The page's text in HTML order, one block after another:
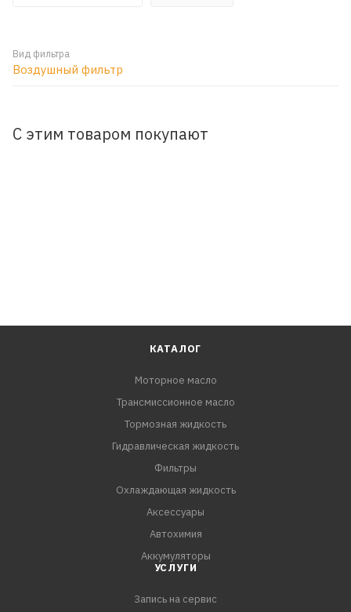
Вид фильтра
Воздушный фильтр
С этим товаром покупают
КАТАЛОГ
Моторное масло
Трансмиссионное масло
Тормозная жидкость
Гидравлическая жидкость
Фильтры
Охлаждающая жидкость
Аксессуары
Автохимия
Аккумуляторы
УСЛУГИ
Запись на сервис